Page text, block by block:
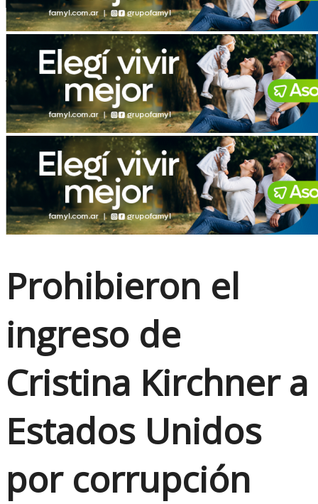
No Result
View All Result
Prohibieron el
ingreso de
Cristina Kirchner a
Estados Unidos
por corrupción